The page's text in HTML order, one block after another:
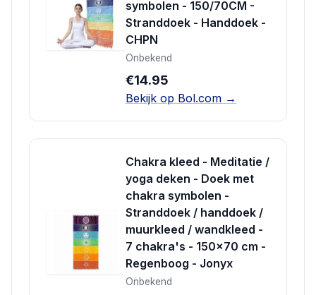
symbolen - 150/70CM -
Stranddoek - Handdoek -
CHPN
Onbekend
€14.95
Bekijk op Bol.com →
Chakra kleed - Meditatie /
yoga deken - Doek met
chakra symbolen -
Stranddoek / handdoek /
muurkleed / wandkleed -
7 chakra's - 150x70 cm -
Regenboog - Jonyx
Onbekend